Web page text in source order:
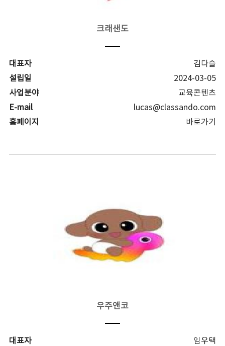
크래샌도
대표자
김다슬
설립일
2024-03-05
사업분야
교육콘텐츠
E-mail
lucas@classando.com
홈페이지
바로가기
우주앤코
대표자
임우택